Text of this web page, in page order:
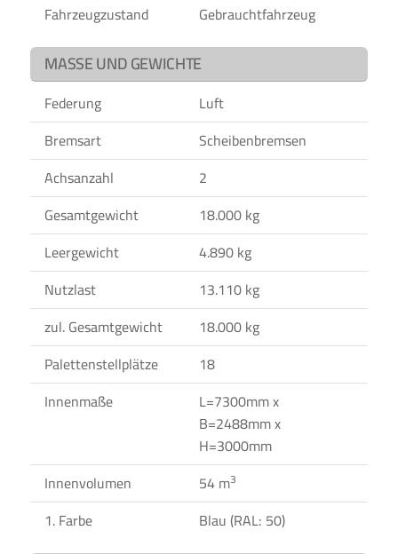
Fahrzeugzustand
Gebrauchtfahrzeug
MASSE UND GEWICHTE
Federung
Luft
Bremsart
Scheibenbremsen
Achsanzahl
2
Gesamtgewicht
18.000 kg
Leergewicht
4.890 kg
Nutzlast
13.110 kg
zul. Gesamtgewicht
18.000 kg
Palettenstellplätze
18
Innenmaße
L=7300mm x
B=2488mm x
H=3000mm
Innenvolumen
54 m3
1. Farbe Blau (RAL: 50)